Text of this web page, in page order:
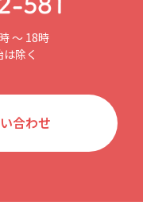
〜 18時
除く
合わせ